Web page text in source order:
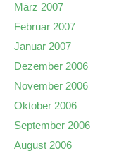
März 2007
Februar 2007
Januar 2007
Dezember 2006
November 2006
Oktober 2006
September 2006
August 2006